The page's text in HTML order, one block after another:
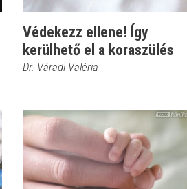
Védekezz ellene! Így
kerülhető el a koraszülés
Dr. Váradi Valéria